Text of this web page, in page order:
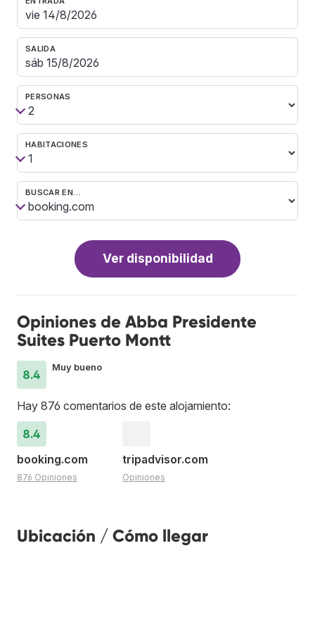
SALIDA
PERSONAS
HABITACIONES
BUSCAR EN…
Ver disponibilidad
Opiniones de Abba Presidente
Suites Puerto Montt
8.4
Muy bueno
Hay 876 comentarios de este alojamiento:
8.4
booking.com
876 Opiniones
tripadvisor.com
Opiniones
Ubicación / Cómo llegar